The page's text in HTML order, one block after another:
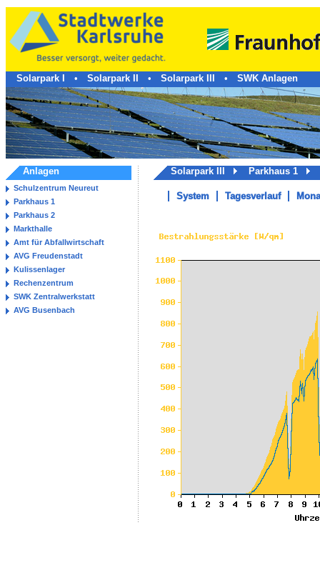
Solarpark I • Solarpark II • Solarpark III • SWK Anlagen
Anlagen
Schulzentrum Neureut
Parkhaus 1
Parkhaus 2
Markthalle
Amt für Abfallwirtschaft
AVG Freudenstadt
Kulissenlager
Rechenzentrum
SWK Zentralwerkstatt
AVG Busenbach
Solarpark III Parkhaus 1
System Tagesverlauf